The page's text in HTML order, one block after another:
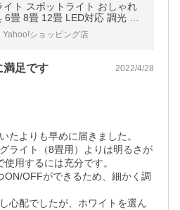
イト スポットライト おしゃれ
6畳 8畳 12畳 LED対応 調光 調
入可 北欧 西海岸 天然木 カフ
Yahoo!ショッピング店
満足です 2022/4/28
たよりも早めに届きました。
ライト（8畳用）よりは明るさが
用するには充分です。
ON/OFFができるため、細かく調
心配でしたが、ホワイトを選ん